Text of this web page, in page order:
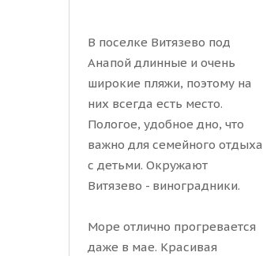
В поселке Витязево под
Анапой длинные и очень
широкие пляжи, поэтому на
них всегда есть место.
Пологое, удобное дно, что
важно для семейного отдыха
с детьми. Окружают
Витязево - виноградники.
Море отлично прогревается
даже в мае. Красивая